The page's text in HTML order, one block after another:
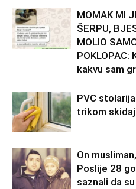
MOMAK MI
ŠERPU,
MOLIO
POKLOPAC:
kakvu sam
PVC
trikom
On
Poslije 28
saznali da